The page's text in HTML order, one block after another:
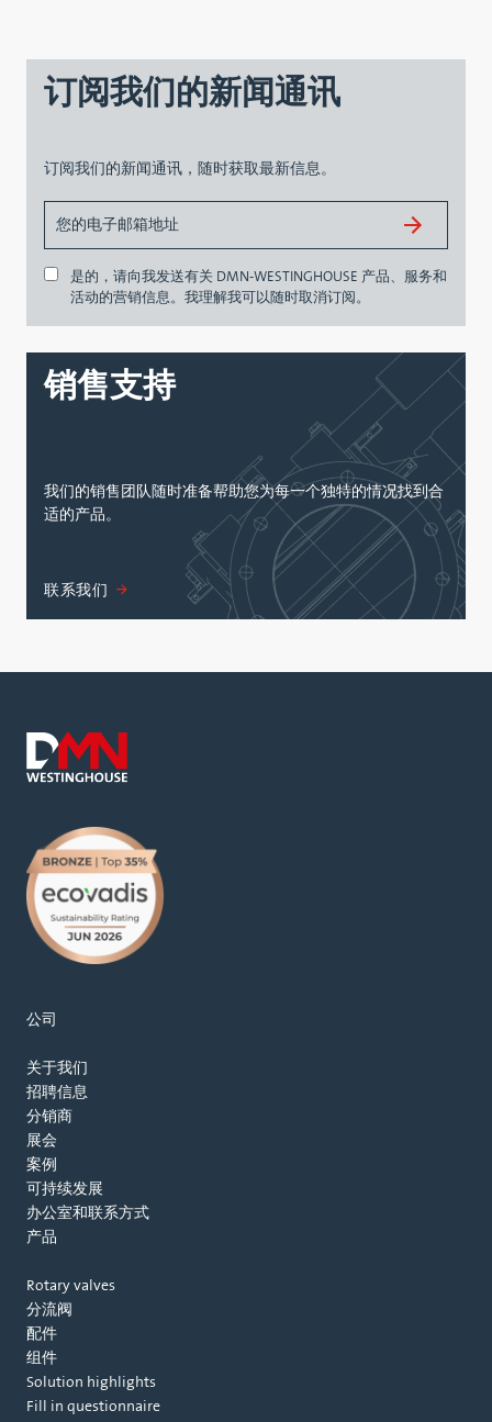
订阅我们的新闻通讯
订阅我们的新闻通讯，随时获取最新信息。
是的，请向我发送有关 DMN-WESTINGHOUSE 产品、服务和
活动的营销信息。我理解我可以随时取消订阅。
销售支持
我们的销售团队随时准备帮助您为每一个独特的情况找到合
适的产品。
联系我们
公司
关于我们
招聘信息
分销商
展会
案例
可持续发展
办公室和联系方式
产品
Rotary valves
分流阀
配件
组件
Solution highlights
Fill in questionnaire